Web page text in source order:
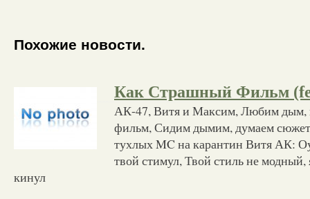
Похожие новости.
Как Страшный Фильм
АК-47, Витя и Максим, Любим дым,
фильм, Сидим дымим, думаем
тухлых MC на карантин Витя АК:
твой стимул, Твой стиль не модный,
кинул